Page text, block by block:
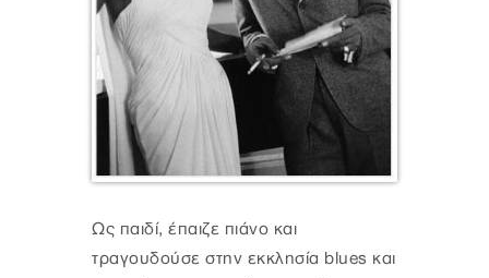
Ως παιδί, έπαιζε πιάνο και
τραγουδούσε στην εκκλησία blues και